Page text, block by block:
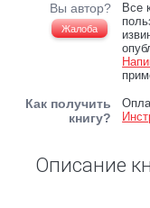
Вы автор?
Жалоба
Все
Как получить
книгу?
Описание